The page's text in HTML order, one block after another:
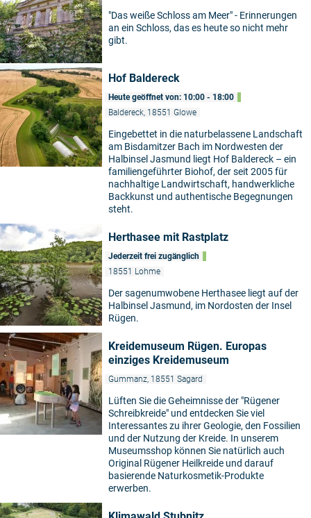
"Das weiße Schloss am Meer" - Erinnerungen
an ein Schloss, das es heute so nicht mehr
gibt.
Hof Baldereck
Heute geöffnet von: 10:00 - 18:00
Baldereck, 18551 Glowe
Eingebettet in die naturbelassene Landschaft
am Bisdamitzer Bach im Nordwesten der
Halbinsel Jasmund liegt Hof Baldereck – ein
familiengeführter Biohof, der seit 2005 für
nachhaltige Landwirtschaft, handwerkliche
Backkunst und authentische Begegnungen
steht.
Herthasee mit Rastplatz
Jederzeit frei zugänglich
18551 Lohme
Der sagenumwobene Herthasee liegt auf der
Halbinsel Jasmund, im Nordosten der Insel
Rügen.
Kreidemuseum Rügen. Europas
einziges Kreidemuseum
Gummanz, 18551 Sagard
Lüften Sie die Geheimnisse der "Rügener
Schreibkreide" und entdecken Sie viel
Interessantes zu ihrer Geologie, den Fossilien
und der Nutzung der Kreide. In unserem
Museumsshop können Sie natürlich auch
Original Rügener Heilkreide und darauf
basierende Naturkosmetik-Produkte
erwerben.